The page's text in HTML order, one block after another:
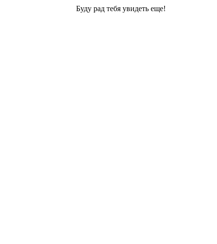
Буду рад тебя увидеть еще!